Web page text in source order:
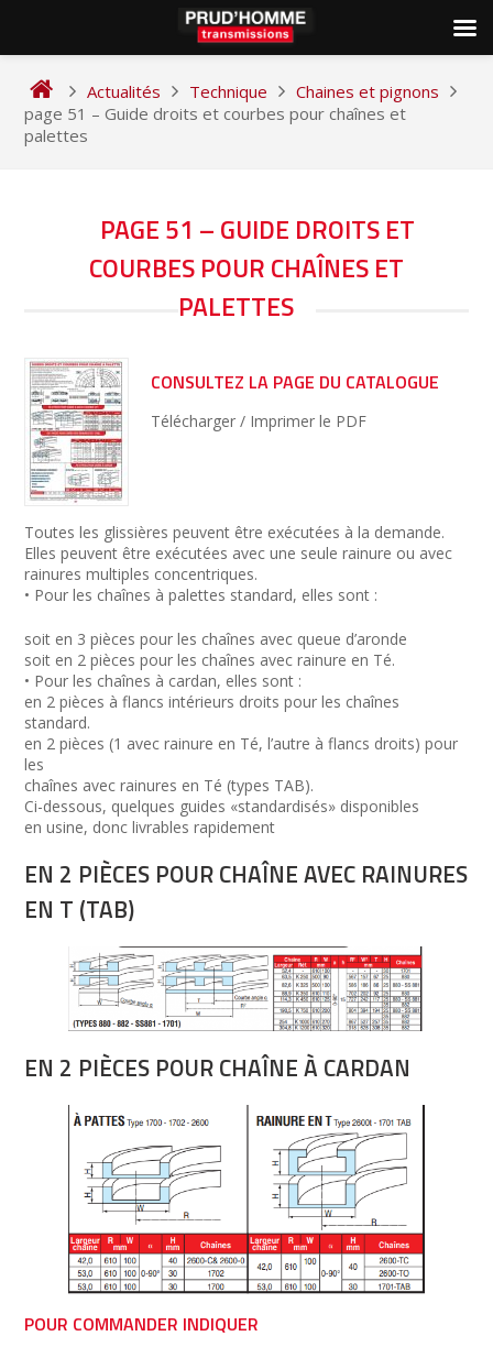
content
Actualités Technique
Chaines et pignons
page 51 – Guide droits et courbes pour chaînes et
palettes
PAGE 51 – GUIDE DROITS ET
COURBES POUR CHAÎNES ET
PALETTES
CONSULTEZ LA PAGE DU CATALOGUE
Télécharger / Imprimer le PDF
Toutes les glissières peuvent être exécutées à la demande.
Elles peuvent être exécutées avec une seule rainure ou avec
rainures multiples concentriques.
• Pour les chaînes à palettes standard, elles sont :
soit en 3 pièces pour les chaînes avec queue d’aronde
soit en 2 pièces pour les chaînes avec rainure en Té.
• Pour les chaînes à cardan, elles sont :
en 2 pièces à flancs intérieurs droits pour les chaînes
standard.
en 2 pièces (1 avec rainure en Té, l’autre à flancs droits) pour
les
chaînes avec rainures en Té (types TAB).
Ci-dessous, quelques guides «standardisés» disponibles
en usine, donc livrables rapidement
EN 2 PIÈCES POUR CHAÎNE AVEC RAINURES
EN T (TAB)
EN 2 PIÈCES POUR CHAÎNE À CARDAN
POUR COMMANDER INDIQUER
NAVIGATION